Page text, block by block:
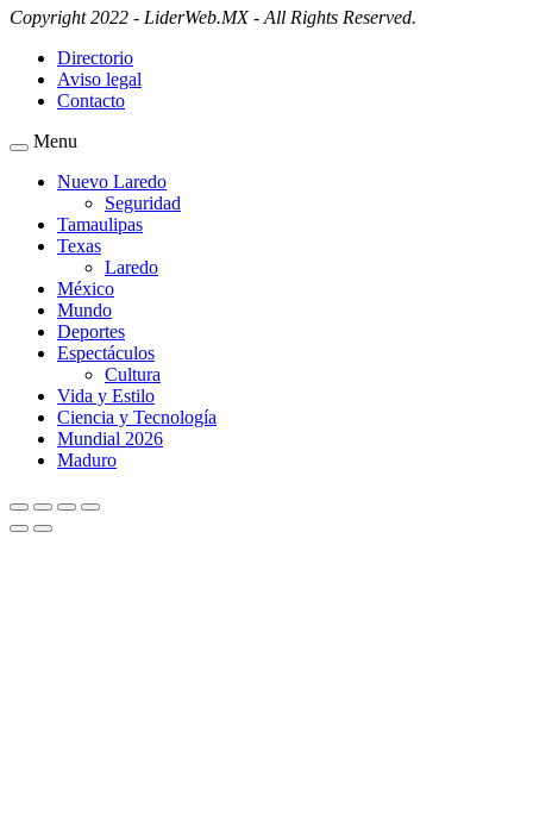
Copyright 2022 - LiderWeb.MX - All Rights Reserved.
Directorio
Aviso legal
Contacto
Menu
Nuevo Laredo
Seguridad
Tamaulipas
Texas
Laredo
México
Mundo
Deportes
Espectáculos
Cultura
Vida y Estilo
Ciencia y Tecnología
Mundial 2026
Maduro